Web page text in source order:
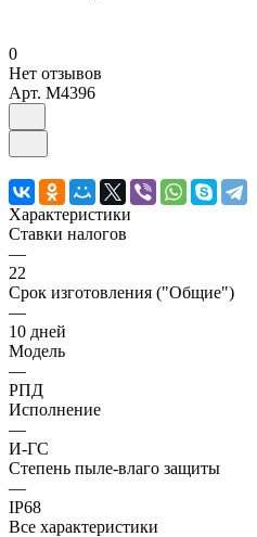
0
Нет отзывов
Арт. M4396
Характеристики
Ставки налогов
—
22
Срок изготовления ("Общие")
—
10 дней
Модель
—
РПД
Исполнение
—
И-ГС
Степень пыле-влаго защиты
—
IP68
Все характеристики